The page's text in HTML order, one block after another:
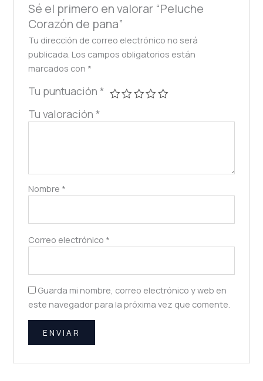
Sé el primero en valorar “Peluche
Corazón de pana”
Tu dirección de correo electrónico no será
publicada. Los campos obligatorios están
marcados con *
Tu puntuación *
Tu valoración *
Nombre *
Correo electrónico *
Guarda mi nombre, correo electrónico y web en
este navegador para la próxima vez que comente.